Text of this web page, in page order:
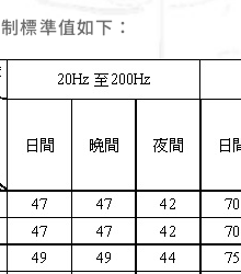
標準值如下：